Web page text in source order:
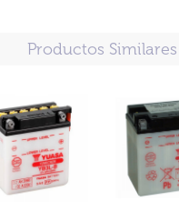
Productos Similares